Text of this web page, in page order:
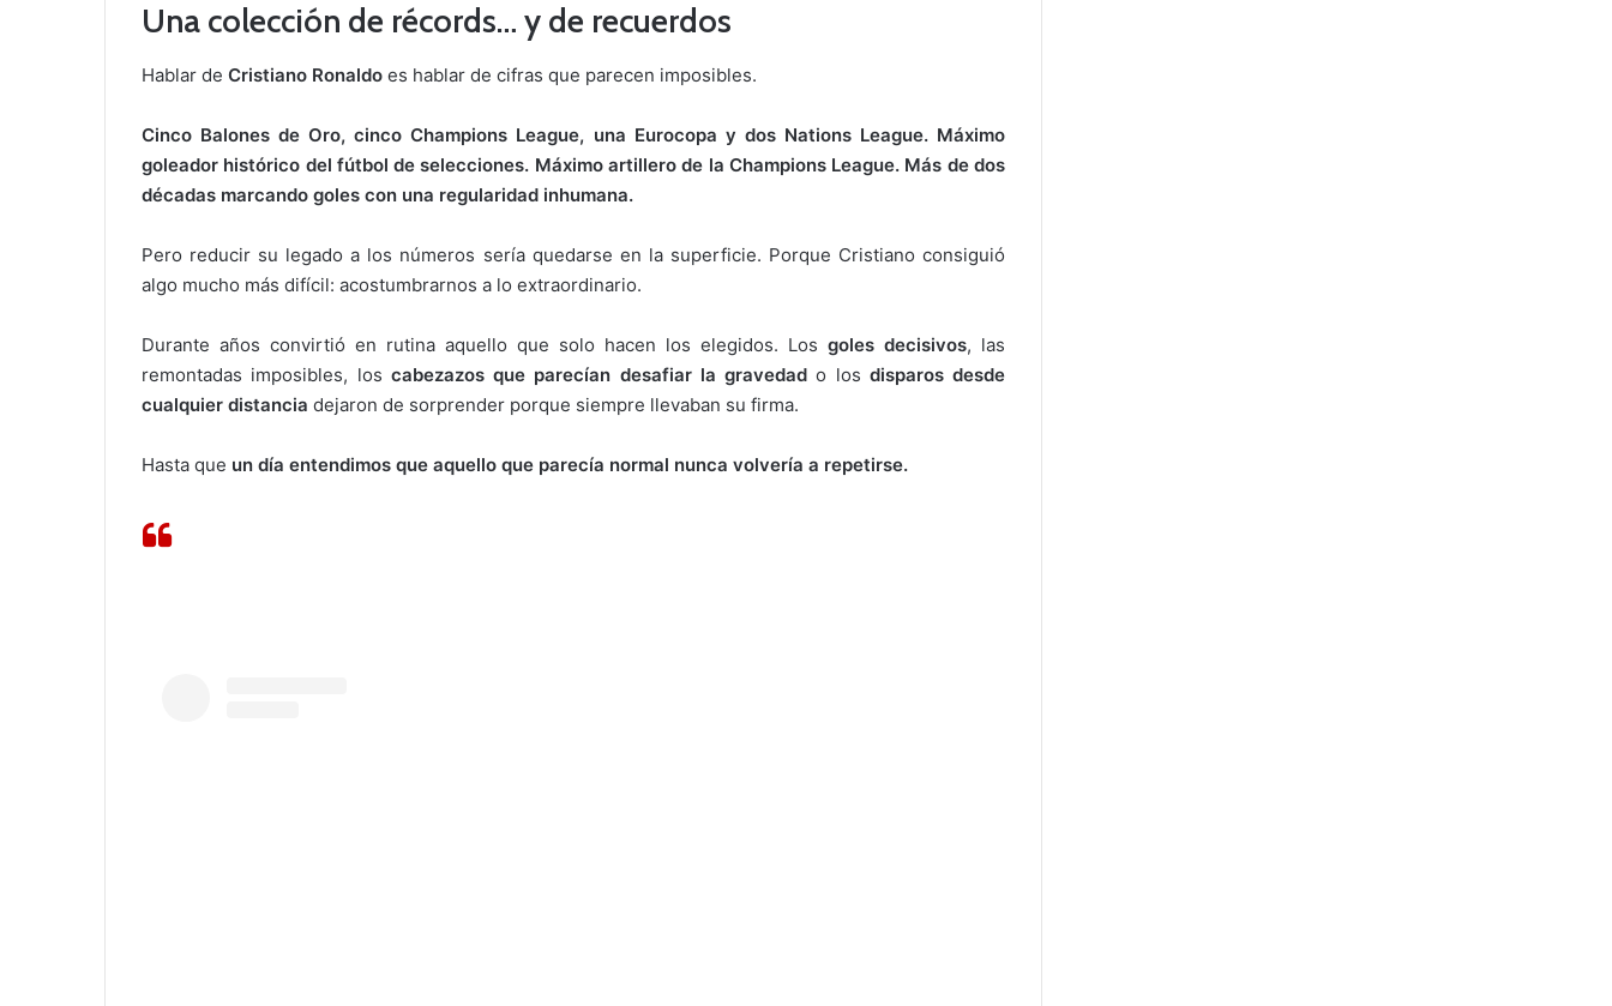
Una colección de récords… y de recuerdos
Hablar de Cristiano Ronaldo es hablar de cifras que parecen imposibles.
Cinco Balones de Oro, cinco Champions League, una Eurocopa y dos Nations League. Máximo
goleador histórico del fútbol de selecciones. Máximo artillero de la Champions League. Más de dos
décadas marcando goles con una regularidad inhumana.
Pero reducir su legado a los números sería quedarse en la superficie. Porque Cristiano consiguió
algo mucho más difícil: acostumbrarnos a lo extraordinario.
Durante años convirtió en rutina aquello que solo hacen los elegidos. Los goles decisivos, las
remontadas imposibles, los cabezazos que parecían desafiar la gravedad o los disparos desde
cualquier distancia dejaron de sorprender porque siempre llevaban su firma.
Hasta que un día entendimos que aquello que parecía normal nunca volvería a repetirse.